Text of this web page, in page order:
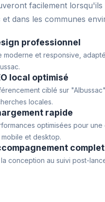
facilement
et dans les communes
professionnel
moderne et responsive,
local optimisé
ciblé sur
locales.
rapide
optimisées pour
mobile et desktop.
complet
conception au suivi post-